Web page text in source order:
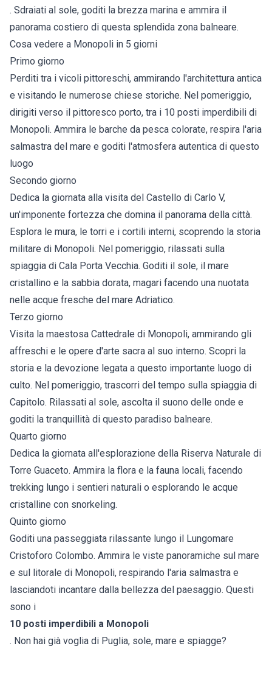
. Sdraiati al sole, goditi la brezza marina e ammira il
panorama costiero di questa splendida zona balneare.
Cosa vedere a Monopoli in 5 giorni
Primo giorno
Perditi tra i vicoli pittoreschi, ammirando l'architettura antica
e visitando le numerose chiese storiche. Nel pomeriggio,
dirigiti verso il pittoresco porto, tra i 10 posti imperdibili di
Monopoli. Ammira le barche da pesca colorate, respira l'aria
salmastra del mare e goditi l'atmosfera autentica di questo
luogo
Secondo giorno
Dedica la giornata alla visita del Castello di Carlo V,
un'imponente fortezza che domina il panorama della città.
Esplora le mura, le torri e i cortili interni, scoprendo la storia
militare di Monopoli. Nel pomeriggio, rilassati sulla
spiaggia di Cala Porta Vecchia. Goditi il sole, il mare
cristallino e la sabbia dorata, magari facendo una nuotata
nelle acque fresche del mare Adriatico.
Terzo giorno
Visita la maestosa Cattedrale di Monopoli, ammirando gli
affreschi e le opere d'arte sacra al suo interno. Scopri la
storia e la devozione legata a questo importante luogo di
culto. Nel pomeriggio, trascorri del tempo sulla spiaggia di
Capitolo. Rilassati al sole, ascolta il suono delle onde e
goditi la tranquillità di questo paradiso balneare.
Quarto giorno
Dedica la giornata all'esplorazione della Riserva Naturale di
Torre Guaceto. Ammira la flora e la fauna locali, facendo
trekking lungo i sentieri naturali o esplorando le acque
cristalline con snorkeling.
Quinto giorno
Goditi una passeggiata rilassante lungo il Lungomare
Cristoforo Colombo. Ammira le viste panoramiche sul mare
e sul litorale di Monopoli, respirando l'aria salmastra e
lasciandoti incantare dalla bellezza del paesaggio. Questi
sono i
10 posti imperdibili a Monopoli
. Non hai già voglia di Puglia, sole, mare e spiagge?